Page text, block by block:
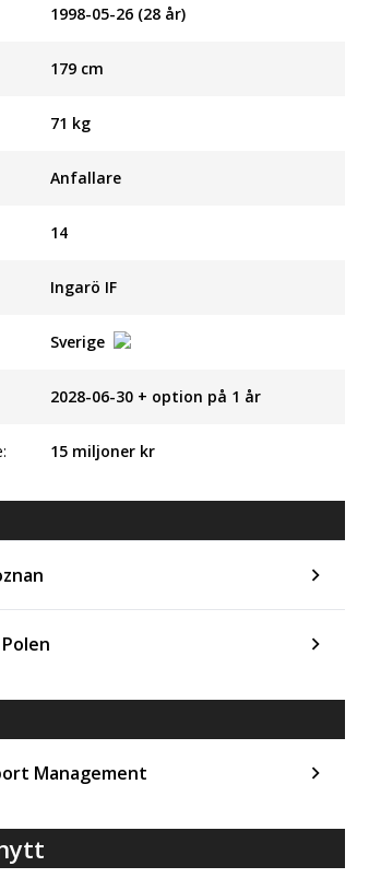
1998-05-26 (28 år)
179cm
71 kg
Anfallare
14
Ingarö IF
Sverige
2028-06-30 + option på 1 år
15 miljoner kr
Management